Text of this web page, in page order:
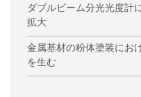
ダブルビーム分光光度計
拡大
金属基材の粉体塗装にお
を生む